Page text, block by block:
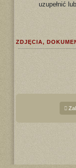
uzupełnić
ZDJĘCIA,